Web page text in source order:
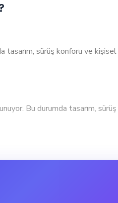
tasarım, sürüş konforu ve
Bu durumda tasarım,